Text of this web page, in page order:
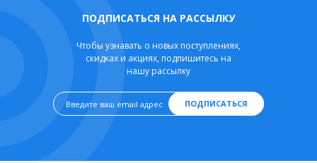
ПОДПИСАТЬСЯ НА РАССЫЛКУ
Чтобы узнавать о новых поступлениях,
скидках и акциях, подпишитесь на
нашу рассылку
ПОДПИСАТЬСЯ